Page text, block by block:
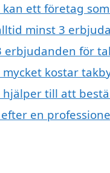
kan ett företag
minst 3
erbjudanden för
mycket kostar
hjälper till att
efter en